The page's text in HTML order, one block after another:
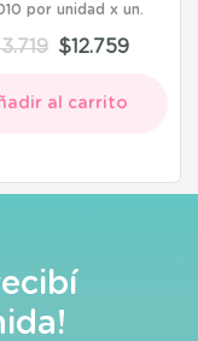
por unidad
$12.759
al carrito